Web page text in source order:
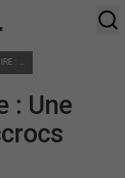
RENTRÉE SCOLAIRE : UNE RENTRÉE SANS ACCROCS POUR LES ÉLÈVES
: Une